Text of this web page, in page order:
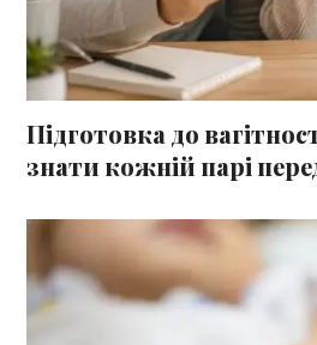
Підготовка до
знати кожній парі